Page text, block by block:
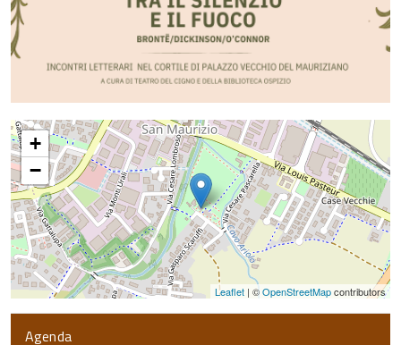
+
−
Leaflet | ©OpenStreetMapcontributors
Agenda